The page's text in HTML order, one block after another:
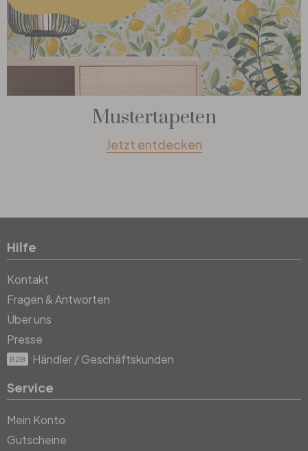
Mustertapeten
Jetzt entdecken
Hilfe
Kontakt
Fragen & Antworten
Über uns
Presse
B2B Händler / Geschäftskunden
Service
Mein Konto
Gutscheine